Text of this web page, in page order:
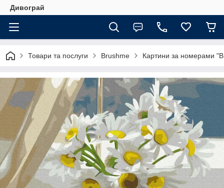
Дивограй
Товари та послуги Brushme Картини за номерами